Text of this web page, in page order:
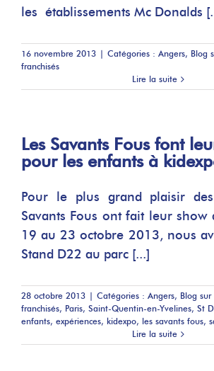
les établissements Mc Donalds
16 novembre 2013 | Catégories : Angers, Blog
franchisés
Lire la suite
Les Savants Fous font
pour les enfants à
Pour le plus grand plaisir
Savants Fous ont fait leur show
19 au 23 octobre 2013, nous
Stand D22 au parc [...]
28 octobre 2013 | Catégories : Angers, Blog
franchisés, Paris, Saint-Quentin-en-Yvelines, St
enfants, expériences, kidexpo, les savants fous,
Lire la suite